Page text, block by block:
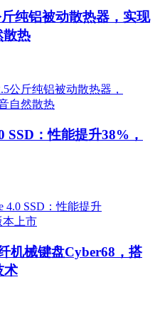
纯铝被动散热器，实现
散热
SSD：性能提升38%，
机械键盘Cyber68，搭
术